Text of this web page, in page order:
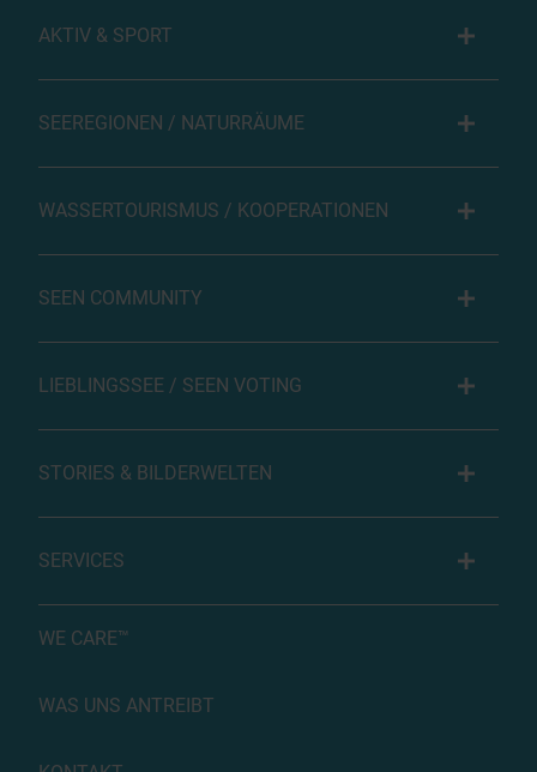
AKTIV & SPORT
SEEREGIONEN / NATURRÄUME
WASSERTOURISMUS / KOOPERATIONEN
SEEN COMMUNITY
LIEBLINGSSEE / SEEN VOTING
STORIES & BILDERWELTEN
SERVICES
WE CARE™
WAS UNS ANTREIBT